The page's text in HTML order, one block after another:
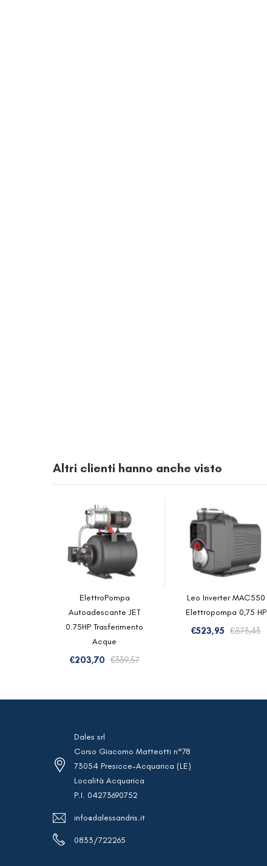
Altri clienti hanno anche visto
ElettroPompa
Autoadescante JET
0.75HP Trasferimento
Acque
€339,57Il
era:
€203,70
Il
è:
Leo Inverter MAC550
Elettropompa 0,75 HP
€873,43Il
€523,95
Il
Dales srl
Corso Giacomo Matteotti n°78
73054 Presicce-Acquarica (LE)
Località Acquarica
P.I. 04273690752
info@dalessandris.it
0833/722265